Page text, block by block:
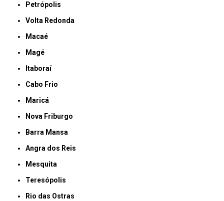
Petrópolis
Volta Redonda
Macaé
Magé
Itaboraí
Cabo Frio
Maricá
Nova Friburgo
Barra Mansa
Angra dos Reis
Mesquita
Teresópolis
Rio das Ostras